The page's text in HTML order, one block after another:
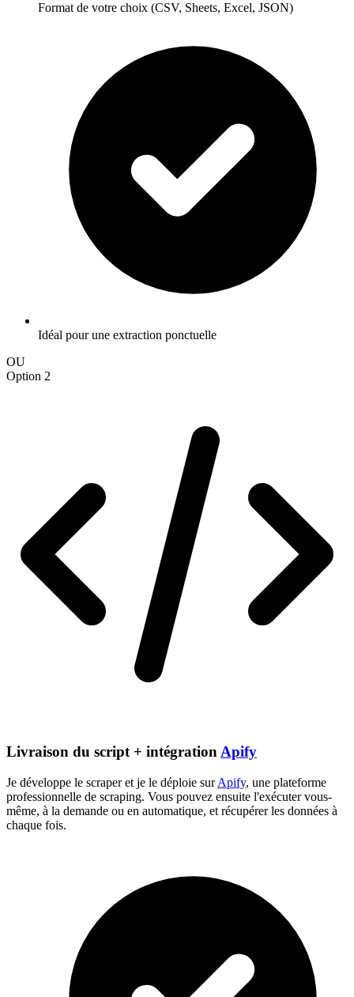
Format de votre choix (CSV, Sheets, Excel, JSON)
Idéal pour une extraction ponctuelle
OU
Option 2
Livraison du script + intégration Apify
Je développe le scraper et je le déploie surApify, une plateforme
professionnelle de scraping. Vous pouvez ensuite l'exécuter vous-
même, à la demande ou en automatique, et récupérer les données à
chaque fois.